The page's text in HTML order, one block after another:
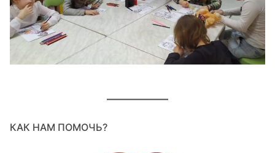
КАК НАМ ПОМОЧЬ?